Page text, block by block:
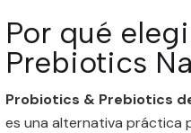
Por qué
Prebiotics
Probiotics & Prebiotics
es una alternativa práctica